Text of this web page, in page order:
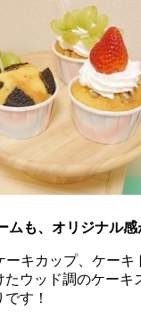
も、オリジナル感
ーキカップ、ケー
ウッド調のケー
す！